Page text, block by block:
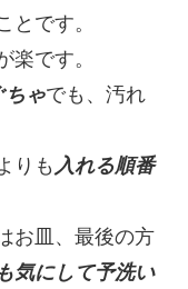
とです。
楽です。
ちゃでも、汚れ
りも 入れる順番
お皿、最後の方
気にして予洗い